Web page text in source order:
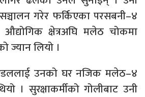
गरेर फर्किएका परसबनी–४
क्षेत्रअघि मलेठ चोकमा
ज्यान लियो ।
उनको घर नजिक मलेठ–४
। सुरक्षाकर्मीको गोलीबाट उनी